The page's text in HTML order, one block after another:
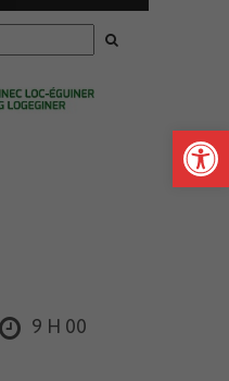
Ouvrir
9 H 00